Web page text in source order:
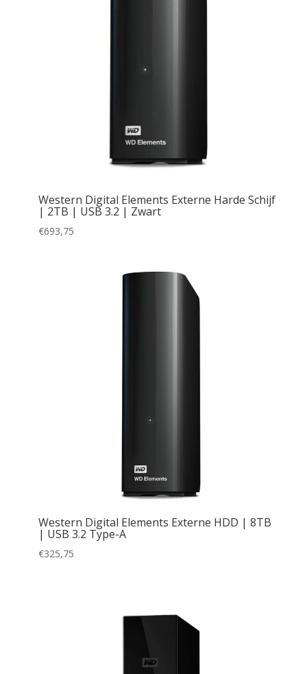
Western Digital Elements Externe Harde Schijf
| 2TB | USB 3.2 | Zwart
€693,75
Western Digital Elements Externe HDD | 8TB
| USB 3.2 Type-A
€325,75